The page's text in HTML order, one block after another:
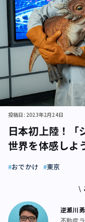
日本初上陸！「
世界を体感しよ
投稿日: 2023年2月24日
おでかけ 東京
\
逆瀬川
不動産